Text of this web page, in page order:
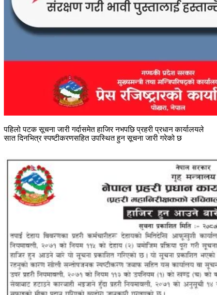
पहिलो पटक सूचना जारी गर्दासमेत हाजिर नभपछि प्रहरी प्रधान कार्यालयले
सात दिनभित्र स्पष्टीकरणसहित उपस्थित हुन सूचना जारी गरेको छ